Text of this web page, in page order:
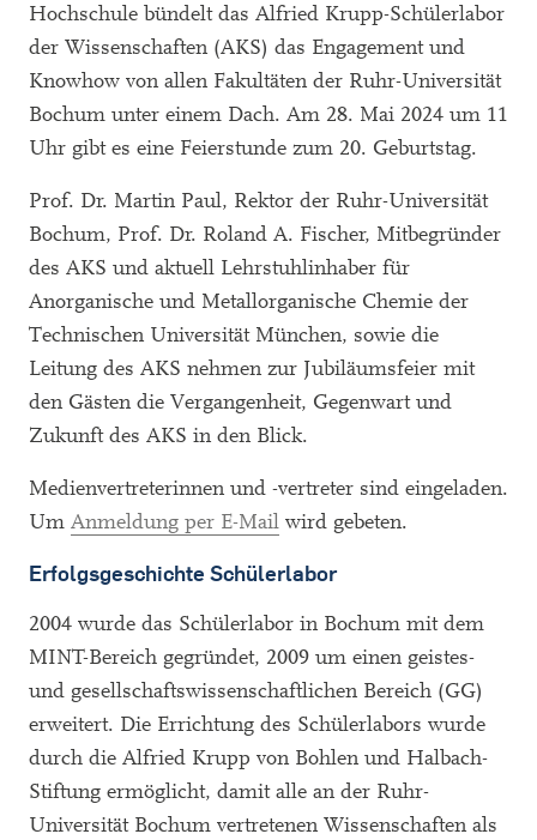
Hochschule bündelt das Alfried Krupp-Schülerlabor
der Wissenschaften (AKS) das Engagement und
Knowhow von allen Fakultäten der Ruhr-Universität
Bochum unter einem Dach. Am 28. Mai 2024 um 11
Uhr gibt es eine Feierstunde zum 20. Geburtstag.
Prof. Dr. Martin Paul, Rektor der Ruhr-Universität
Bochum, Prof. Dr. Roland A. Fischer, Mitbegründer
des AKS und aktuell Lehrstuhlinhaber für
Anorganische und Metallorganische Chemie der
Technischen Universität München, sowie die
Leitung des AKS nehmen zur Jubiläumsfeier mit
den Gästen die Vergangenheit, Gegenwart und
Zukunft des AKS in den Blick.
Medienvertreterinnen und -vertreter sind eingeladen.
Um Anmeldung per E-Mail wird gebeten.
Erfolgsgeschichte Schülerlabor
2004 wurde das Schülerlabor in Bochum mit dem
MINT-Bereich gegründet, 2009 um einen geistes-
und gesellschaftswissenschaftlichen Bereich (GG)
erweitert. Die Errichtung des Schülerlabors wurde
durch die Alfried Krupp von Bohlen und Halbach-
Stiftung ermöglicht, damit alle an der Ruhr-
Universität Bochum vertretenen Wissenschaften als